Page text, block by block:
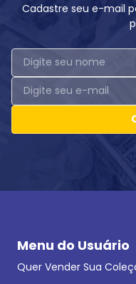
Cadastre seu e-mail
Menu do Usuário
Quer Vender Sua